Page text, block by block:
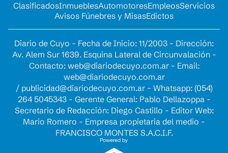
ClasificadosInmueblesAutomotoresEmpleosServicios
Avisos Fúnebres y MisasEdictos
Diario de Cuyo - Fecha de Inicio: 11/2003 - Dirección:
Av. Alem Sur 1639. Esquina Lateral de Circunvalación -
Contacto: web@diariodecuyo.com.ar- Email:
web@diariodecuyo.com.ar
/ publicidad@diariodecuyo.com.ar- Whatsapp: (054)
264 5045343 - Gerente General: Pablo Dellazoppa -
Secretario de Redacción: Diego Castillo - Editor Web:
Mario Romero - Empresa propietaria del medio -
FRANCISCO MONTES S.A.C.I.F.